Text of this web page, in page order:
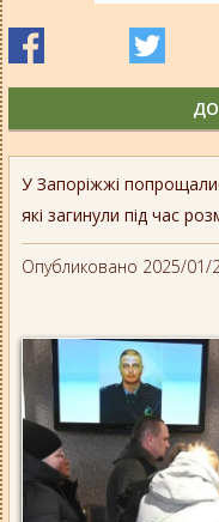
У Запоріжжі
які загинули під час
Опубликовано 2025/01/